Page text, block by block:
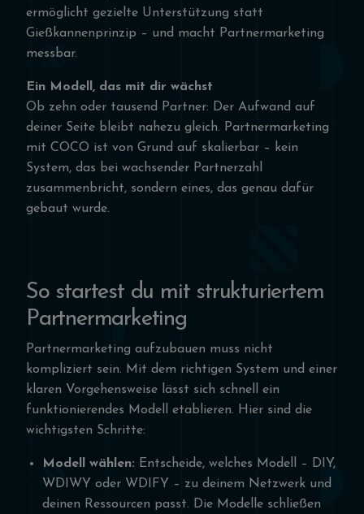
ermöglicht gezielte Unterstützung statt
Gießkannenprinzip – und macht Partnermarketing
messbar.
Ein Modell, das mit dir wächst
Ob zehn oder tausend Partner: Der Aufwand auf
deiner Seite bleibt nahezu gleich. Partnermarketing
mit COCO ist von Grund auf skalierbar – kein
System, das bei wachsender Partnerzahl
zusammenbricht, sondern eines, das genau dafür
gebaut wurde.
So startest du mit strukturiertem
Partnermarketing
Partnermarketing aufzubauen muss nicht
kompliziert sein. Mit dem richtigen System und einer
klaren Vorgehensweise lässt sich schnell ein
funktionierendes Modell etablieren. Hier sind die
wichtigsten Schritte:
Modell wählen: Entscheide, welches Modell – DIY,
WDIWY oder WDIFY – zu deinem Netzwerk und
deinen Ressourcen passt. Die Modelle schließen